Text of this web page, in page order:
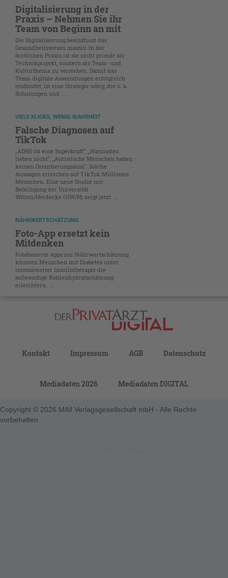
Digitalisierung in der
Praxis – Nehmen Sie ihr
Team von Beginn an mit
Die Digitalisierung beeinflusst das
Gesundheitswesen massiv. In der
ärztlichen Praxis ist sie nicht primär als
Technikprojekt, sondern als Team- und
Kulturthema zu verstehen. Damit das
Team digitale Anwendungen erfolgreich
einbindet, ist eine Strategie nötig, die u. a.
Schulungen und ...
VIELE KLICKS, WENIG WAHRHEIT
Falsche Diagnosen auf
TikTok
„ADHS ist eine Superkraft“, „Narzissten
lieben nicht“, „Autistische Menschen haben
keinen Orientierungssinn“. Solche
Aussagen erreichen auf TikTok Millionen
Menschen. Eine neue Studie mit
Beteiligung der Universität
Witten/Herdecke (UW/H) zeigt jetzt: ...
NÄHRWERTSCHÄTZUNG
Foto-App ersetzt kein
Mitdenken
Fotobasierte Apps zur Nährwertschätzung
könnten Menschen mit Diabetes unter
intensivierter Insulintherapie die
aufwendige Kohlenhydratschätzung
erleichtern. ...
Kontakt Impressum AGB Datenschutz
Mediadaten 2026 Mediadaten DIGITAL
Copyright © 2026 MiM Verlagsgesellschaft mbH - Alle Rechte
vorbehalten